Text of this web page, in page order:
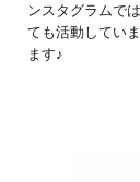
ンスタグラムで
ても活動してい
ます♪